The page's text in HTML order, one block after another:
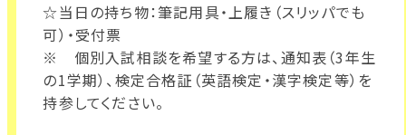
☆当日の持ち物：筆記用具・上履き（スリッパでも
可）・受付票
※ 個別入試相談を希望する方は、通知表（3年生
の1学期）、検定合格証（英語検定・漢字検定等）を
持参してください。